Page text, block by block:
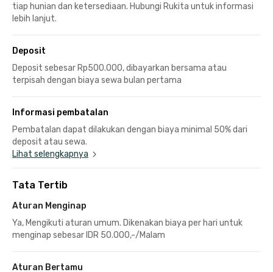
tiap hunian dan ketersediaan. Hubungi Rukita untuk informasi
lebih lanjut.
Deposit
Deposit sebesar Rp500.000, dibayarkan bersama atau
terpisah dengan biaya sewa bulan pertama
Informasi pembatalan
Pembatalan dapat dilakukan dengan biaya minimal 50% dari
deposit atau sewa.
Lihat selengkapnya
Tata Tertib
Aturan Menginap
Ya, Mengikuti aturan umum. Dikenakan biaya per hari untuk
menginap sebesar IDR 50.000,-/Malam
Aturan Bertamu